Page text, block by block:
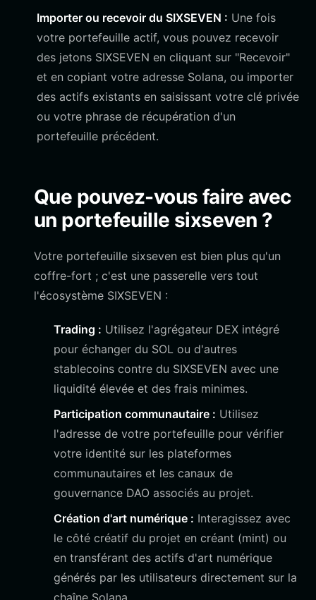
Importer ou recevoir du SIXSEVEN : Une fois
votre portefeuille actif, vous pouvez recevoir
des jetons SIXSEVEN en cliquant sur "Recevoir"
et en copiant votre adresse Solana, ou importer
des actifs existants en saisissant votre clé privée
ou votre phrase de récupération d'un
portefeuille précédent.
Que pouvez-vous faire avec
un portefeuille sixseven ?
Votre portefeuille sixseven est bien plus qu'un
coffre-fort ; c'est une passerelle vers tout
l'écosystème SIXSEVEN :
Trading : Utilisez l'agrégateur DEX intégré
pour échanger du SOL ou d'autres
stablecoins contre du SIXSEVEN avec une
liquidité élevée et des frais minimes.
Participation communautaire : Utilisez
l'adresse de votre portefeuille pour vérifier
votre identité sur les plateformes
communautaires et les canaux de
gouvernance DAO associés au projet.
Création d'art numérique : Interagissez avec
le côté créatif du projet en créant (mint) ou
en transférant des actifs d'art numérique
générés par les utilisateurs directement sur la
chaîne Solana.